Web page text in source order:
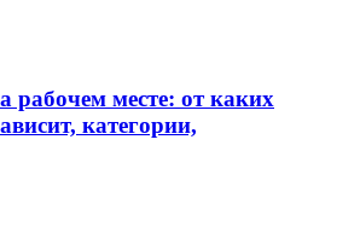
месте: от каких
категории,